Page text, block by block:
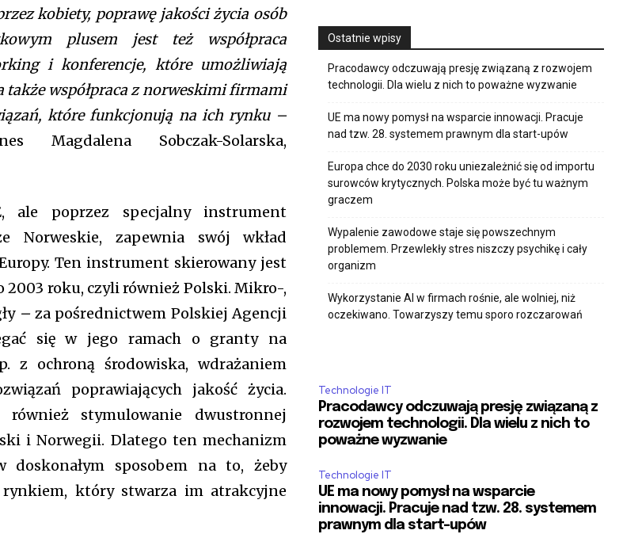
our website or click
your privacy and
with us.
btn_color=”#ffffff” all_btn_border_color=”var(–tt-
primary-color)” btn_bg=”var(–tt-primary-color)”
btn_bg_h=”var(–tt-accent-color)” f_pp_font_family=”tt-
extra_global” f_btn_font_family=”tt-extra_global”
f_btn_font_weight=”500″
f_btn_font_transform=”uppercase”
f_input_font_family=”tt-extra_global”
f_input_font_weight=”500″ display=”column” gap=”10″
f_msg_font_family=”tt-extra_global” input_border=”1″
input_padd=”eyJhbGwiOiIyMHB4IiwicG9ydHJhaXQiOiIxMnB4In0=”
pp_check_border_color=”var(–tt-primary-color)”
pp_check_border_color_c=”var(–tt-primary-color)”
pp_check_bg=”#ffffff” pp_check_bg_c=”var(–tt-
primary-color)” pp_check_square=”var(–tt-primary-
color)” pp_check_color=”var(–tt-primary-color)”
pp_check_color_a=”var(–tt-hover)”
pp_check_color_a_h=”var(–tt-accent-color)”
f_btn_font_size=”13″ f_btn_font_line_height=”1.2″
f_btn_font_spacing=”0.5″ btn_border_color_h=”var(–tt-
accent-color)” btn_color_h=”#ffffff”
f_unsub_font_family=”tt-extra_global”
f_input_font_size=”eyJhbGwiOiIxNSIsInBvcnRyYWl0IjoiMTQifQ==”
f_input_font_line_height=”1.2″ input_color=”var(–tt-
primary-color)” input_place_color=”var(–tt-gray-dark)”
input_border_color=”var(–tt-primary-color)”
input_border_color_f=”var(–tt-primary-color)”
input_bg=”#ffffff” input_bg_f=”#ffffff”
f_pp_font_size=”13″ f_pp_font_line_height=”1.2″
btn_padd=”eyJhbGwiOiIyMiIsInBvcnRyYWl0IjoiMTQifQ==”]
kobiety, poprawę jakości życia osób
plusem jest też współpraca
i konferencje, które umożliwiają
współpraca z norweskimi firmami
które funkcjonują na ich rynku –
Magdalena Sobczak-Solarska,
ale poprzez specjalny instrument
Norweskie, zapewnia swój wkład
Ten instrument skierowany jest
2003 roku, czyli również Polski. Mikro-,
– za pośrednictwem Polskiej Agencji
się w jego ramach o granty na
z ochroną środowiska, wdrażaniem
poprawiających jakość życia.
stymulowanie dwustronnej
i Norwegii. Dlatego ten mechanizm
doskonałym sposobem na to, żeby
rynkiem, który stwarza im atrakcyjne
Ostatnie wpisy
Pracodawcy odczuwają presję związaną z rozwojem
technologii. Dla wielu z nich to poważne wyzwanie
UE ma nowy pomysł na wsparcie innowacji. Pracuje
nad tzw. 28. systemem prawnym dla start-upów
Europa chce do 2030 roku uniezależnić się od importu
surowców krytycznych. Polska może być tu ważnym
graczem
Wypalenie zawodowe staje się powszechnym
problemem. Przewlekły stres niszczy psychikę i cały
organizm
Wykorzystanie AI w firmach rośnie, ale wolniej, niż
oczekiwano. Towarzyszy temu sporo rozczarowań
Technologie IT
Pracodawcy odczuwają presję związaną z
rozwojem technologii. Dla wielu z nich to
poważne wyzwanie
Technologie IT
UE ma nowy pomysł na wsparcie
innowacji. Pracuje nad tzw. 28. systemem
prawnym dla start-upów